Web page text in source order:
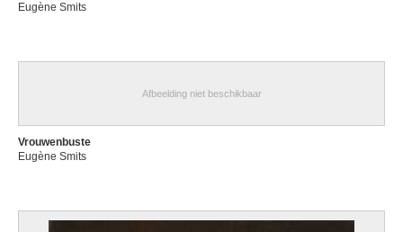
Eugène Smits
Afbeelding niet beschikbaar
Vrouwenbuste
Eugène Smits